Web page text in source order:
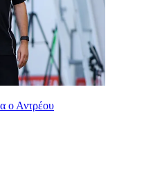
ο Αντρέου